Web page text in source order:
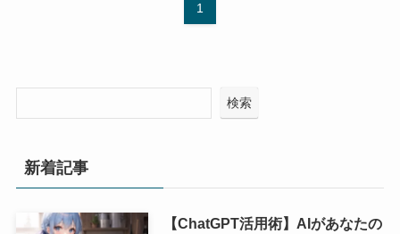
1
検索
新着記事
【ChatGPT活用術】AIがあなたの